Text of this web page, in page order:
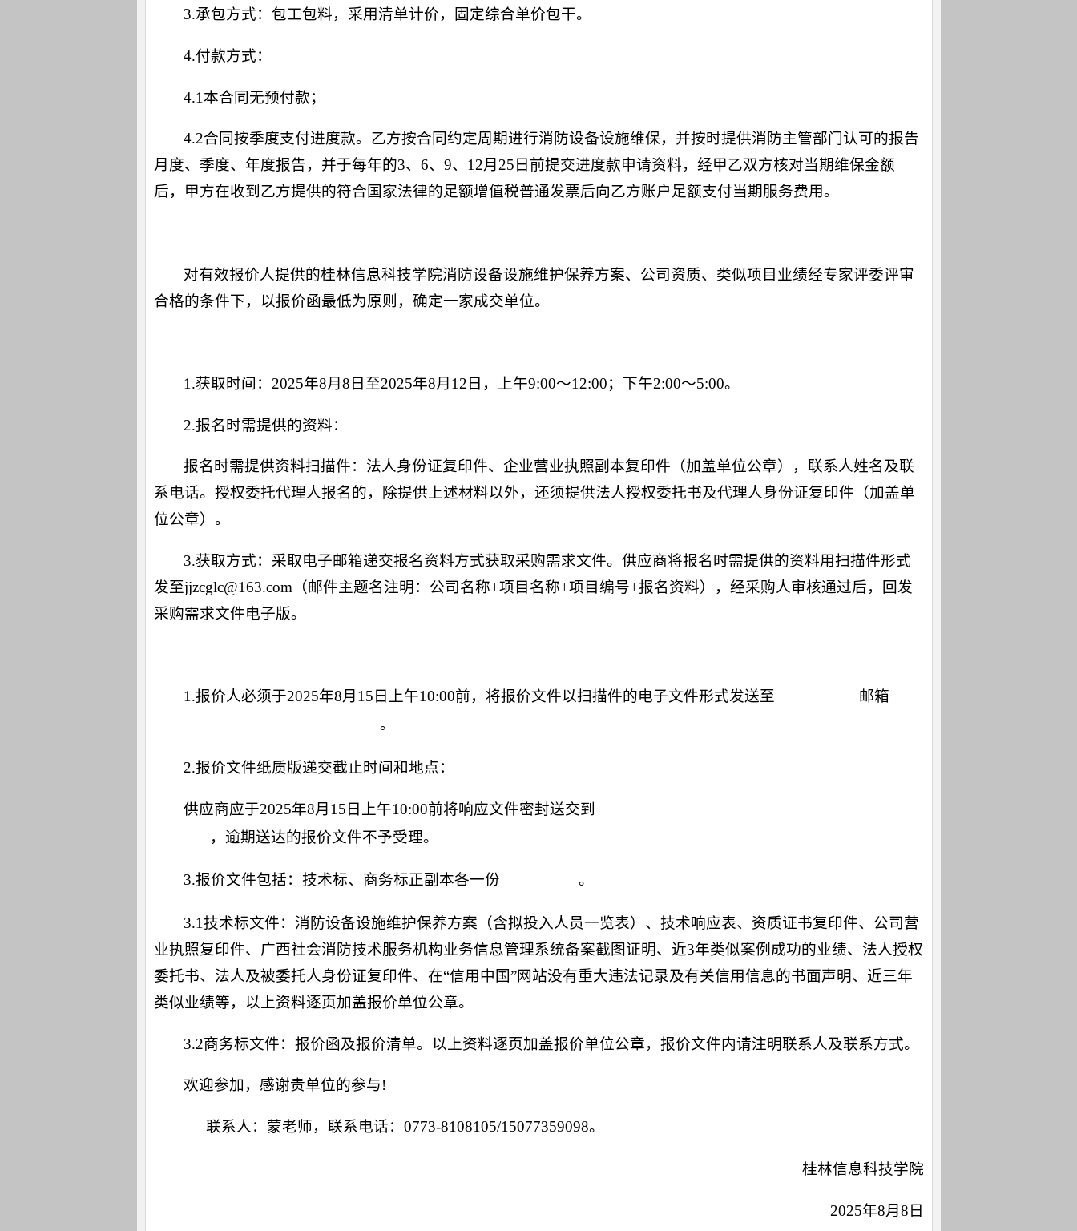
3.承包方式：包工包料，采用清单计价，固定综合单价包干。
4.付款方式：
4.1本合同无预付款；
4.2合同按季度支付进度款。乙方按合同约定周期进行消防设备设施维保，并按时提供消防主管部门认可的报告
月度、季度、年度报告，并于每年的3、6、9、12月25日前提交进度款申请资料，经甲乙双方核对当期维保金额
后，甲方在收到乙方提供的符合国家法律的足额增值税普通发票后向乙方账户足额支付当期服务费用。
对有效报价人提供的桂林信息科技学院消防设备设施维护保养方案、公司资质、类似项目业绩经专家评委评审
合格的条件下，以报价函最低为原则，确定一家成交单位。
1.获取时间：2025年8月8日至2025年8月12日，上午9:00～12:00；下午2:00～5:00。
2.报名时需提供的资料：
报名时需提供资料扫描件：法人身份证复印件、企业营业执照副本复印件（加盖单位公章），联系人姓名及联
系电话。授权委托代理人报名的，除提供上述材料以外，还须提供法人授权委托书及代理人身份证复印件（加盖单
位公章）。
3.获取方式：采取电子邮箱递交报名资料方式获取采购需求文件。供应商将报名时需提供的资料用扫描件形式
发至jjzcglc@163.com（邮件主题名注明：公司名称+项目名称+项目编号+报名资料），经采购人审核通过后，回发
采购需求文件电子版。
1.报价人必须于2025年8月15日上午10:00前，将报价文件以扫描件的电子文件形式发送至 邮箱
。
2.报价文件纸质版递交截止时间和地点：
供应商应于2025年8月15日上午10:00前将响应文件密封送交到
，逾期送达的报价文件不予受理。
3.报价文件包括：技术标、商务标正副本各一份 。
3.1技术标文件：消防设备设施维护保养方案（含拟投入人员一览表）、技术响应表、资质证书复印件、公司营
业执照复印件、广西社会消防技术服务机构业务信息管理系统备案截图证明、近3年类似案例成功的业绩、法人授权
委托书、法人及被委托人身份证复印件、在“信用中国”网站没有重大违法记录及有关信用信息的书面声明、近三年
类似业绩等，以上资料逐页加盖报价单位公章。
3.2商务标文件：报价函及报价清单。以上资料逐页加盖报价单位公章，报价文件内请注明联系人及联系方式。
欢迎参加，感谢贵单位的参与!
联系人：蒙老师，联系电话：0773-8108105/15077359098。
桂林信息科技学院
2025年8月8日